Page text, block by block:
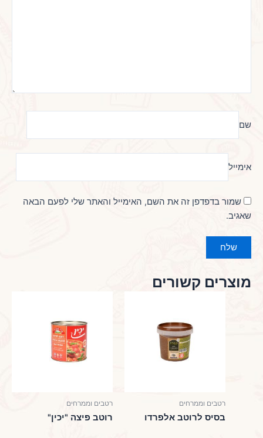
שם
אימייל
שמור בדפדפן זה את השם, האימייל והאתר שלי לפעם הבאה
שאגיב.
מוצרים קשורים
רטבים וממרחים
בסיס לרוטב אלפרדו
רטבים וממרחים
רוטב פיצה "יכין"